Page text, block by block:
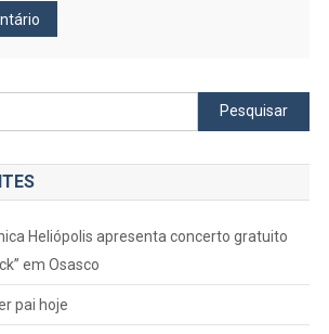
Pesquisar
por:
Heliópolis apresenta concerto gratuito
em Osasco
pai hoje